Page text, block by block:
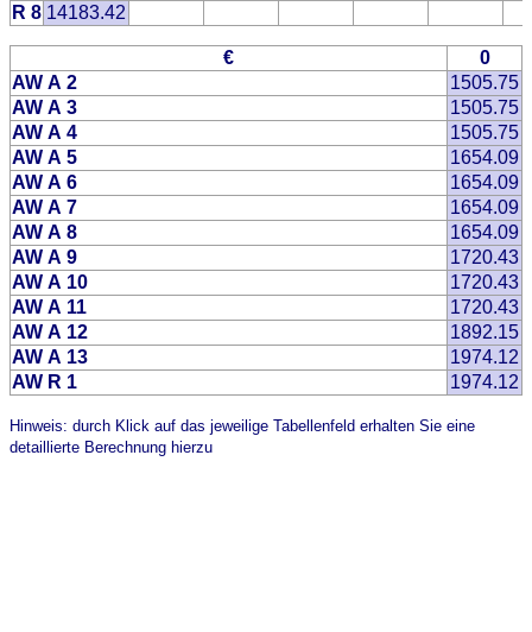
R 8 14183.42
€
0
AW A 2
1505.75
AW A 3
1505.75
AW A 4
1505.75
AW A 5
1654.09
AW A 6
1654.09
AW A 7
1654.09
AW A 8
1654.09
AW A 9
1720.43
AW A 10
1720.43
AW A 11
1720.43
AW A 12
1892.15
AW A 13
1974.12
AW R 1
1974.12
Hinweis: durch Klick auf das jeweilige Tabellenfeld erhalten Sie eine
detaillierte Berechnung hierzu